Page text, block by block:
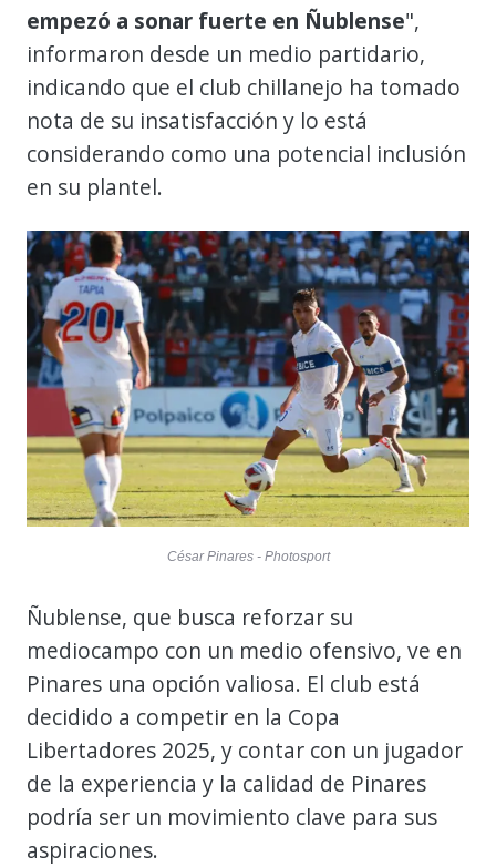
empezó a sonar fuerte en Ñublense",
informaron desde un medio partidario,
indicando que el club chillanejo ha tomado
nota de su insatisfacción y lo está
considerando como una potencial inclusión
en su plantel.
César Pinares - Photosport
Ñublense, que busca reforzar su
mediocampo con un medio ofensivo, ve en
Pinares una opción valiosa. El club está
decidido a competir en la Copa
Libertadores 2025, y contar con un jugador
de la experiencia y la calidad de Pinares
podría ser un movimiento clave para sus
aspiraciones.